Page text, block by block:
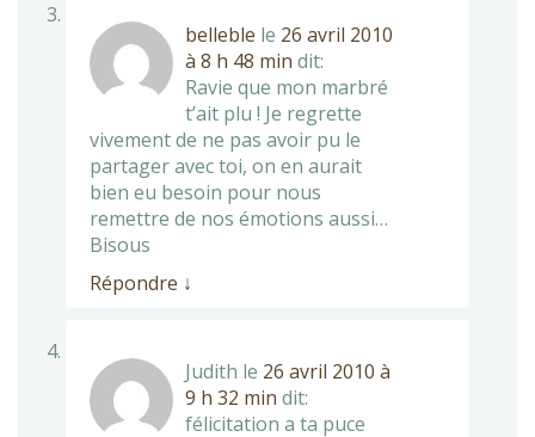
belleble le 26 avril 2010
à 8 h 48 min dit:
Ravie que mon marbré
t’ait plu ! Je regrette
vivement de ne pas avoir pu le
partager avec toi, on en aurait
bien eu besoin pour nous
remettre de nos émotions aussi…
Bisous
Répondre ↓
Judith le 26 avril 2010 à
9 h 32 min dit:
félicitation a ta puce